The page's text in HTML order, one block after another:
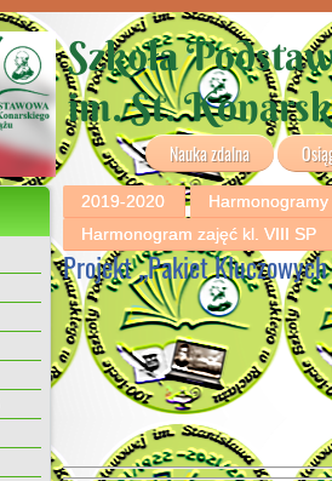
Szkoła
im. St.
Nauka zdalna
2019-2020
Harmonogram zajęć kl. VIII SP
Projekt „Pakiet